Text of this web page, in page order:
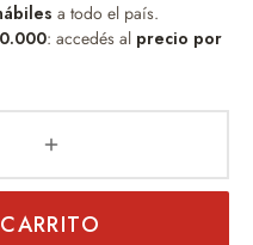
a todo el país.
: accedés al precio por